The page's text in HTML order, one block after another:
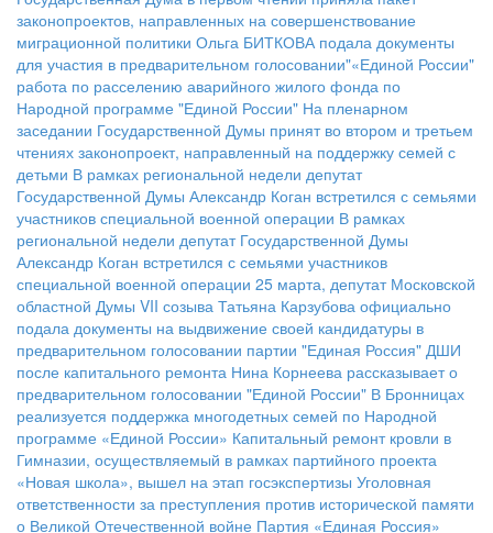
законопроектов, направленных на совершенствование
миграционной политики Ольга БИТКОВА подала документы
для участия в предварительном голосовании"«Единой России"
работа по расселению аварийного жилого фонда по
Народной программе "Единой России" На пленарном
заседании Государственной Думы принят во втором и третьем
чтениях законопроект, направленный на поддержку семей с
детьми В рамках региональной недели депутат
Государственной Думы Александр Коган встретился с семьями
участников специальной военной операции В рамках
региональной недели депутат Государственной Думы
Александр Коган встретился с семьями участников
специальной военной операции 25 марта, депутат Московской
областной Думы VII созыва Татьяна Карзубова официально
подала документы на выдвижение своей кандидатуры в
предварительном голосовании партии "Единая Россия" ДШИ
после капитального ремонта Нина Корнеева рассказывает о
предварительном голосовании "Единой России" В Бронницах
реализуется поддержка многодетных семей по Народной
программе «Единой России» Капитальный ремонт кровли в
Гимназии, осуществляемый в рамках партийного проекта
«Новая школа», вышел на этап госэкспертизы Уголовная
ответственности за преступления против исторической памяти
о Великой Отечественной войне Партия «Единая Россия»